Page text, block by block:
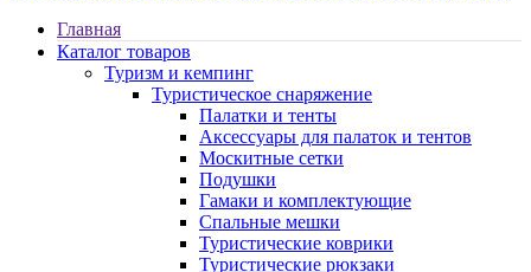
Главная
Каталог товаров
Туризм и кемпинг
Туристическое снаряжение
Палатки и тенты
Аксессуары для палаток и тентов
Москитные сетки
Подушки
Гамаки и комплектующие
Спальные мешки
Туристические коврики
Туристические рюкзаки